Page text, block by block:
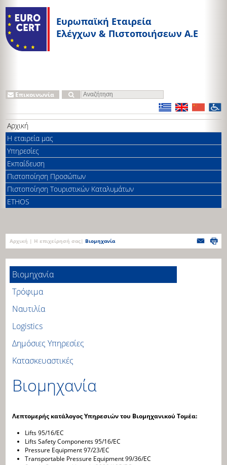
Ευρωπαϊκή Εταιρεία
Ελέγχων & Πιστοποιήσεων A.E
Επικοινωνία
Αρχική
Η εταιρεία μας
Υπηρεσίες
Εκπαίδευση
Πιστοποίηση Προσώπων
Πιστοποίηση Τουριστικών Καταλυμάτων
ETHOS
Αρχική | Η επιχείρησή σας|Bιομηχανία
Bιομηχανία
Τρόφιμα
Ναυτιλία
Logistics
Δημόσιες Υπηρεσίες
Κατασκευαστικές
Bιομηχανία
Λεπτομερής κατάλογος Υπηρεσιών του Βιομηχανικού Τομέα:
Lifts 95/16/EC
Lifts Safety Components 95/16/EC
Pressure Equipment 97/23/EC
Transportable Pressure Equipment 99/36/EC